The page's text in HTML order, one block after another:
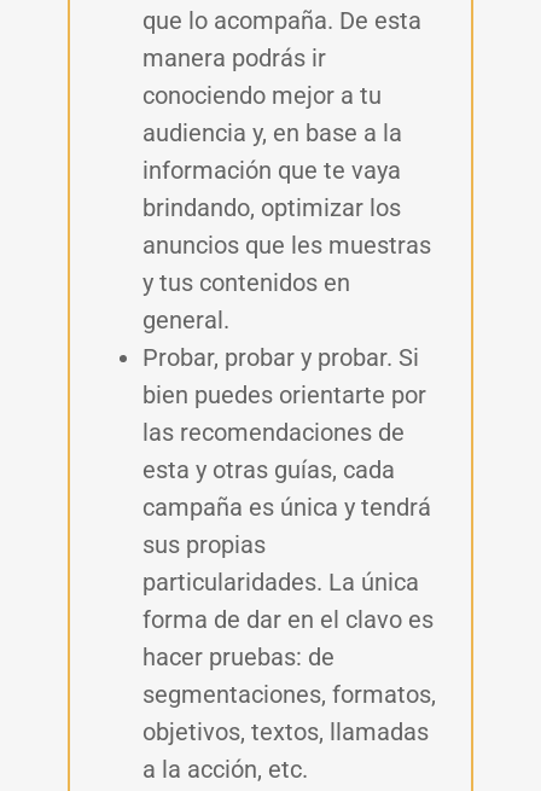
que lo acompaña. De esta
manera podrás ir
conociendo mejor a tu
audiencia y, en base a la
información que te vaya
brindando, optimizar los
anuncios que les muestras
y tus contenidos en
general.
Probar, probar y probar. Si
bien puedes orientarte por
las recomendaciones de
esta y otras guías, cada
campaña es única y tendrá
sus propias
particularidades. La única
forma de dar en el clavo es
hacer pruebas: de
segmentaciones, formatos,
objetivos, textos, llamadas
a la acción, etc.